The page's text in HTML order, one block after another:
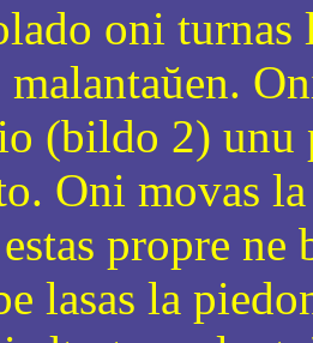
oni
malantaŭen.
(bildo 2) unu
Oni movas
propre ne
lasas la